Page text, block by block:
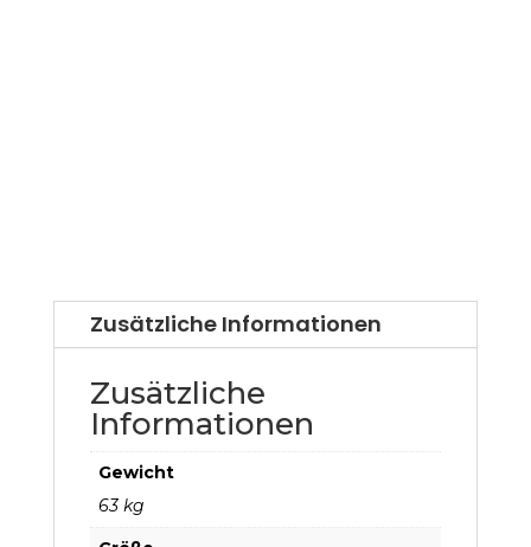
Zusätzliche Informationen
Zusätzliche
Informationen
Gewicht
63 kg